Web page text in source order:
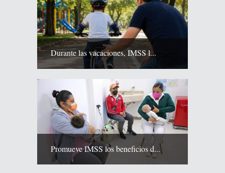
Durante las vacaciones, IMSS l...
Promueve IMSS los beneficios d...